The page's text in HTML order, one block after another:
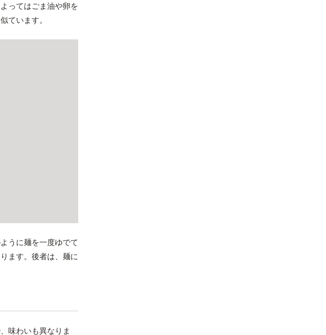
ってはごま油や卵を
ています。
うに麺を一度ゆでて
ます。後者は、麺に
味わいも異なりま